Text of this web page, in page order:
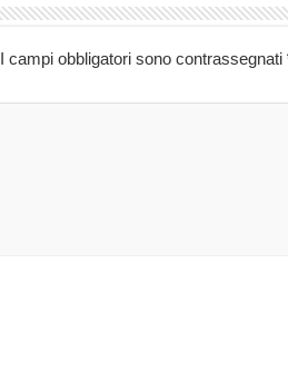
I campi obbligatori sono contrassegnati